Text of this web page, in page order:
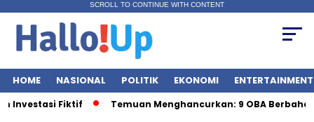
SCROLL TO CONTINUE WITH CONTENT
HOME NASIONAL POLITIK EKONOMI ENTERTAINMENT
Investasi Fiktif Temuan Menghancurkan: 9 OBA Berbahaya